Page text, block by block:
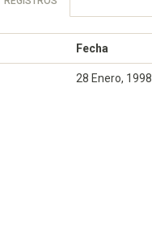
Fecha
28 Enero, 1998